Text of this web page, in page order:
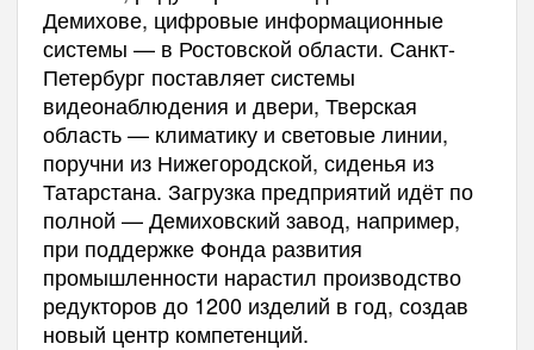
Демихове, цифровые информационные
системы — в Ростовской области. Санкт-
Петербург поставляет системы
видеонаблюдения и двери, Тверская
область — климатику и световые линии,
поручни из Нижегородской, сиденья из
Татарстана. Загрузка предприятий идёт по
полной — Демиховский завод, например,
при поддержке Фонда развития
промышленности нарастил производство
редукторов до 1200 изделий в год, создав
новый центр компетенций.